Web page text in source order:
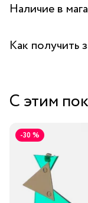
вставки
украшения для
Наличие в
Бутик "La Nature"
Как получить
Курьером за 1-2
В пункт выдачи
Транспортной
Подробнее о
С этим
-30 %